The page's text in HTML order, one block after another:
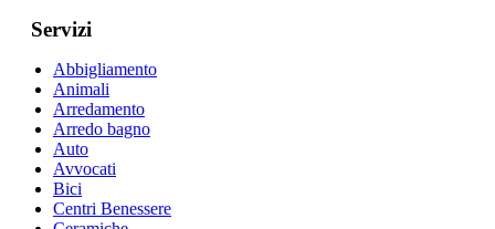
Servizi
Abbigliamento
Animali
Arredamento
Arredo bagno
Auto
Avvocati
Bici
Centri Benessere